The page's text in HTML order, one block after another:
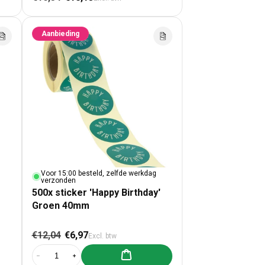
Aanbieding
Voor 15:00 besteld, zelfde werkdag
verzonden
500x sticker 'Happy Birthday'
Groen 40mm
Normale prijs
€12,04 Aanbiedingsprijs
€6,97Excl. btw
Aantal verlagen voor 500x sticker &#39;Happy Birthday&#39;
Aantal verhogen voor 500x sticker &#39;Happy
Aan winkelwagen toevoegen